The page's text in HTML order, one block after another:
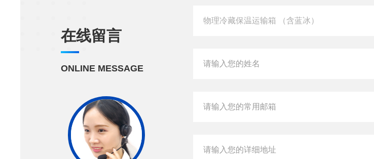
在线留言
ONLINE MESSAGE